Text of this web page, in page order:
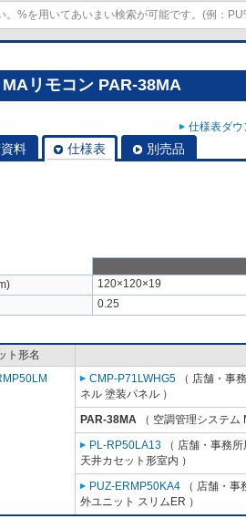
リモコン PAR-38MA
仕様表ダ
料 仕様表 別売品
120×120×19
0.25
ト形名
CMP-P71LWHG5 （ 店舗・事
ネル 塗装パネル ）
PAR-38MA （ 空調管理システム
PL-RP50LA13 （ 店舗・事務
天井カセット形室内 ）
PUZ-ERMP50KA4 （ 店舗・
外ユニット スリムER ）